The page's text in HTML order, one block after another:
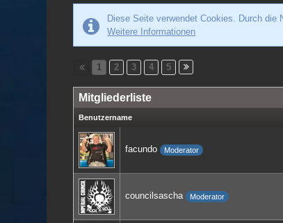
Diese Seite verwendet Cookies. Durch
Weitere Informationen
1 2 3 4 5
Mitgliederliste
Benutzername
facundo Moderator
councilsascha Moderator